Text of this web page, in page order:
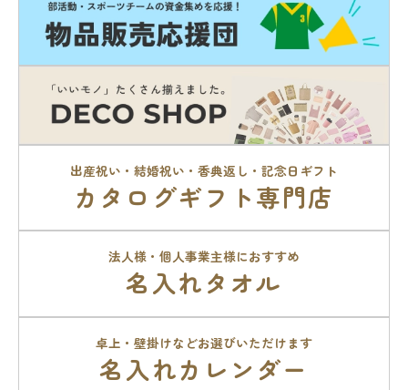
出産祝い・結婚祝い・香典返し・記念日ギフト
カタログギフト専門店
法人様・個人事業主様におすすめ
名入れタオル
卓上・壁掛けなどお選びいただけます
名入れカレンダー